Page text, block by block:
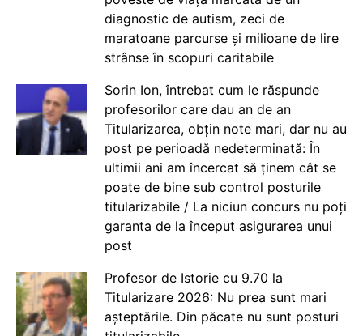
diagnostic de autism, zeci de
maratoane parcurse și milioane de lire
strânse în scopuri caritabile
Sorin Ion, întrebat cum le răspunde
profesorilor care dau an de an
Titularizarea, obțin note mari, dar nu au
post pe perioadă nedeterminată: În
ultimii ani am încercat să ținem cât se
poate de bine sub control posturile
titularizabile / La niciun concurs nu poți
garanta de la început asigurarea unui
post
Profesor de Istorie cu 9.70 la
Titularizare 2026: Nu prea sunt mari
așteptările. Din păcate nu sunt posturi